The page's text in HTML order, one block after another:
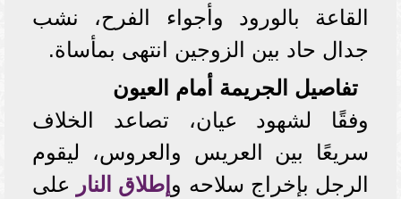
القاعة بالورود وأجواء الفرح، نشب
جدال حاد بين الزوجين انتهى بمأساة.
تفاصيل الجريمة أمام العيون
وفقًا لشهود عيان، تصاعد الخلاف
سريعًا بين العريس والعروس، ليقوم
الرجل بإخراج سلاحه و إطلاق النار على